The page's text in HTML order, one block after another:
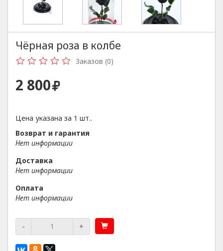
Чёрная роза в колбе
Заказов (0)
2 800
Цена указана за 1 шт..
Возврат и гарантия
Нет информации
Доставка
Нет информации
Оплата
Нет информации
- +